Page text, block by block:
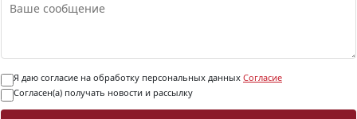
Я даю согласие на обработку персональных данных Согласие
Согласен(а) получать новости и рассылку